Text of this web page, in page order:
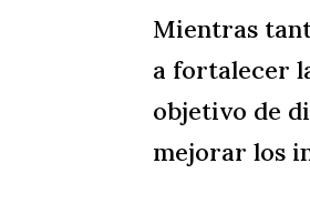
Mientras
a fortalecer
objetivo de
mejorar los